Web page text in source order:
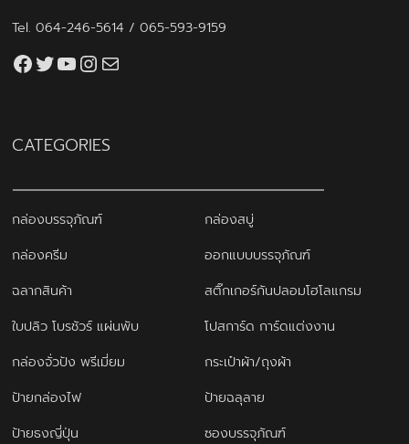
Tel.064-246-5614 /065-593-9159
Facebook
Twitter
YouTube
Instagram
thaiprintshop.aw@gmail.com
CATEGORIES
กล่องบรรจุภัณฑ์
กล่องสบู่
กล่องครีม
ออกแบบบรรจุภัณฑ์
ฉลากสินค้า
สติ๊กเกอร์กันปลอมโฮโลแกรม
ใบปลิว โบรชัวร์ แผ่นพับ
โปสการ์ด การ์ดแต่งงาน
กล่องจั่วปัง พรีเมี่ยม
กระเป๋าผ้า/ถุงผ้า
ป้ายกล่องไฟ
ป้ายฉลุลาย
ป้ายธงญี่ปุ่น
ซองบรรจุภัณฑ์